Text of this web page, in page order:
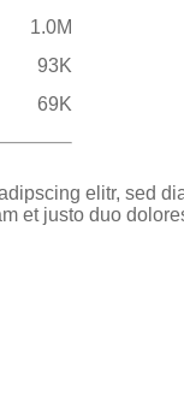
1.0M
93K
69K
elitr, sed
et justo duo